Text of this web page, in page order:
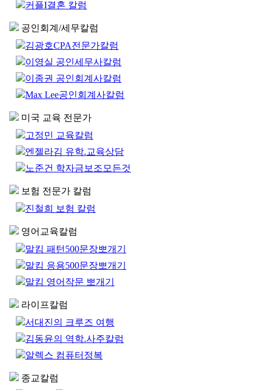
커플I결혼 칼럼
공인회계/세무칼럼
김광호CPA전문가칼럼
이영실 공인세무사칼럼
이종권 공인회계사칼럼
Max Lee공인회계사칼럼
미국 교육 전문가
고정민 교육칼럼
엔젤라김 유학.교육상담
노준건 학자금보조모든것
보험 전문가 칼럼
진철희 보험 칼럼
영어교육칼럼
말킴 패턴500문장뽀개기
말킴 응용500문장뽀개기
말킴 영어작문 뽀개기
라이프칼럼
서대진의 크루즈 여행
김동윤의 역학.사주칼럼
알렉스 컴퓨터정복
종교칼럼